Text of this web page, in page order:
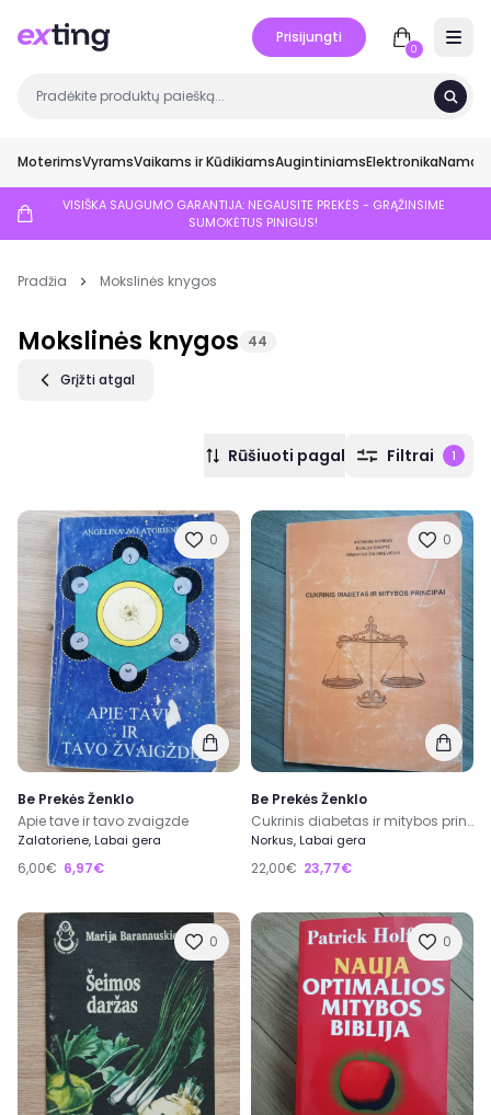
Prisijungti
0
MoterimsVyramsVaikams ir KūdikiamsAugintiniamsElektronikaNamai
VISIŠKA SAUGUMO GARANTIJA: NEGAUSITE PREKĖS - GRĄŽINSIME
SUMOKĖTUS PINIGUS!
Pradžia Mokslinės knygos
Mokslinės knygos 44
Grįžti atgal
Rūšiuoti pagal Filtrai 1
0
Be Prekės Ženklo
Apie tave ir tavo zvaigzde
Zalatoriene, Labai gera
6,00€ 6,97€
0
Be Prekės Ženklo
Cukrinis diabetas ir mitybos principai
Norkus, Labai gera
22,00€ 23,77€
0 0